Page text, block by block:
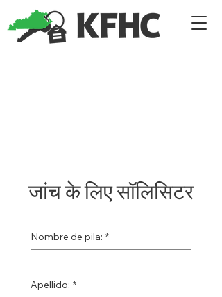
जांच के लिए सॉलिसिटर
Nombre de pila: *
Apellido: *